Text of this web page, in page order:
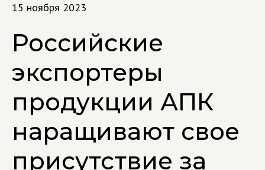
15 ноября 2023
Российские
экспортеры
продукции АПК
наращивают свое
присутствие за